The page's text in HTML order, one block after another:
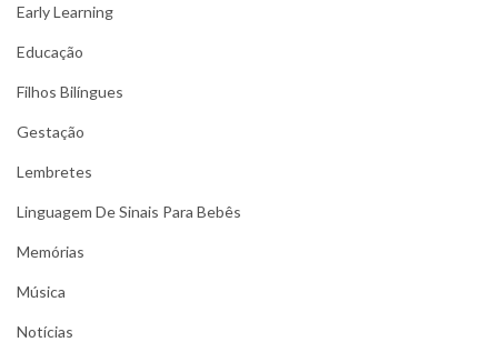
Early Learning
Educação
Filhos Bilíngues
Gestação
Lembretes
Linguagem De Sinais Para Bebês
Memórias
Música
Notícias